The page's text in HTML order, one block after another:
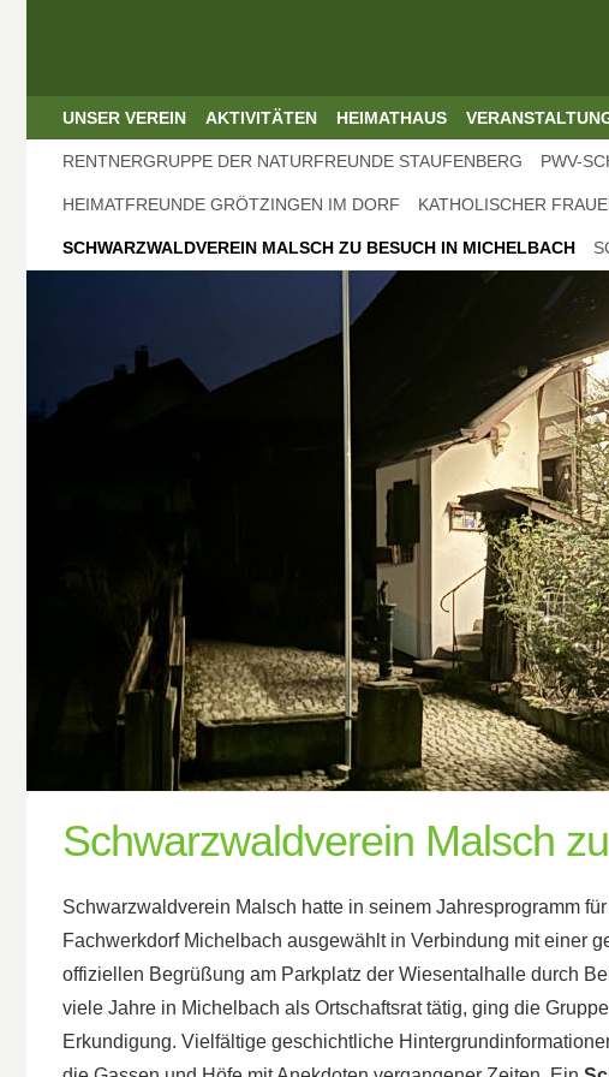
UNSER VEREIN AKTIVITÄTEN HEIMATHAUS
RENTNERGRUPPE DER NATURFREUNDE STAUFENBERG PWV-
HEIMATFREUNDE GRÖTZINGEN IM DORF KATHOLISCHER
SCHWARZWALDVEREIN MALSCH ZU BESUCH IN MICHELBACH
Schwarzwaldverein Malsch
Schwarzwaldverein Malsch hatte in seinem Jahresprogramm
Fachwerkdorf Michelbach ausgewählt in Verbindung mit einer
offiziellen Begrüßung am Parkplatz der Wiesentalhalle durch
viele Jahre in Michelbach als Ortschaftsrat tätig, ging die
Erkundigung. Vielfältige geschichtliche